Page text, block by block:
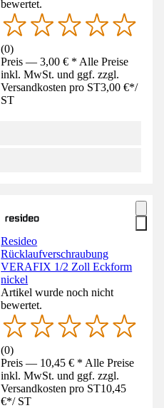
bewertet.
(0)
Preis — 3,00 € * Alle Preise
inkl. MwSt. und ggf. zzgl.
Versandkosten pro ST3,00 €*/
ST
Resideo
Rücklaufverschraubung
VERAFIX 1/2 Zoll Eckform
nickel
Artikel wurde noch nicht
bewertet.
(0)
Preis — 10,45 € * Alle Preise
inkl. MwSt. und ggf. zzgl.
Versandkosten pro ST10,45
€*/ ST